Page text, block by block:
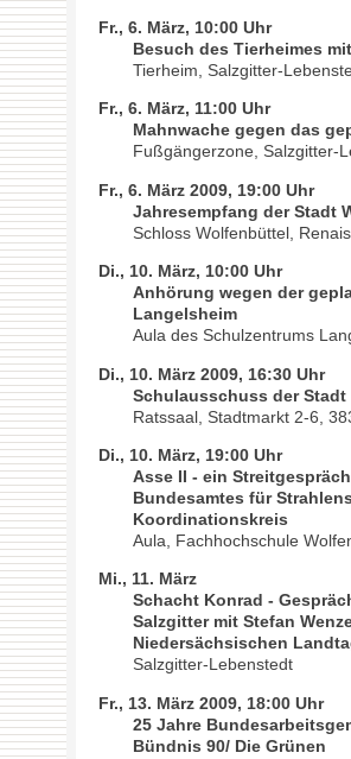
Fr., 6. März, 10:00 Uhr
Besuch des Tierheimes
Tierheim, Salzgitter-
Fr., 6. März, 11:00 Uhr
Mahnwache gegen das
Fußgängerzone, Salzgitter-
Fr., 6. März 2009, 19:00 Uhr
Jahresempfang der Stadt
Schloss Wolfenbüttel,
Di., 10. März, 10:00 Uhr
Anhörung wegen der
Langelsheim
Aula des Schulzentrums
Di., 10. März 2009, 16:30 Uhr
Schulausschuss der
Ratssaal, Stadtmarkt 2-6,
Di., 10. März, 19:00 Uhr
Asse II - ein
Bundesamtes für
Koordinationskreis
Aula, Fachhochschule
Mi., 11. März
Schacht Konrad -
Salzgitter mit Stefan
Niedersächsischen
Salzgitter-Lebenstedt
Fr., 13. März 2009, 18:00 Uhr
25 Jahre
Bündnis 90/ Die Grünen